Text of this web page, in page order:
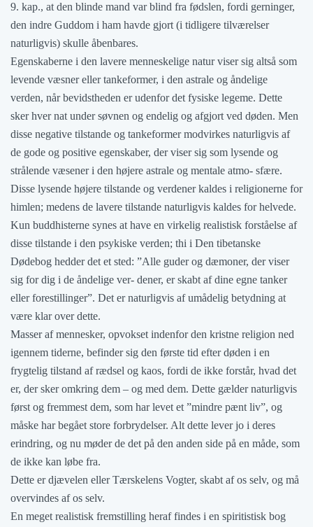
9. kap., at den blinde mand var blind fra fødslen, fordi gerninger,
den indre Guddom i ham havde gjort (i tidligere tilværelser
naturligvis) skulle åbenbares.
Egenskaberne i den lavere menneskelige natur viser sig altså som
levende væsner eller tankeformer, i den astrale og åndelige
verden, når bevidstheden er udenfor det fysiske legeme. Dette
sker hver nat under søvnen og endelig og afgjort ved døden. Men
disse negative tilstande og tankeformer modvirkes naturligvis af
de gode og positive egenskaber, der viser sig som lysende og
strålende væsener i den højere astrale og mentale atmo- sfære.
Disse lysende højere tilstande og verdener kaldes i religionerne for
himlen; medens de lavere tilstande naturligvis kaldes for helvede.
Kun buddhisterne synes at have en virkelig realistisk forståelse af
disse tilstande i den psykiske verden; thi i Den tibetanske
Dødebog hedder det et sted: ”Alle guder og dæmoner, der viser
sig for dig i de åndelige ver- dener, er skabt af dine egne tanker
eller forestillinger”. Det er naturligvis af umådelig betydning at
være klar over dette.
Masser af mennesker, opvokset indenfor den kristne religion ned
igennem tiderne, befinder sig den første tid efter døden i en
frygtelig tilstand af rædsel og kaos, fordi de ikke forstår, hvad det
er, der sker omkring dem – og med dem. Dette gælder naturligvis
først og fremmest dem, som har levet et ”mindre pænt liv”, og
måske har begået store forbrydelser. Alt dette lever jo i deres
erindring, og nu møder de det på den anden side på en måde, som
de ikke kan løbe fra.
Dette er djævelen eller Tærskelens Vogter, skabt af os selv, og må
overvindes af os selv.
En meget realistisk fremstilling heraf findes i en spiritistisk bog